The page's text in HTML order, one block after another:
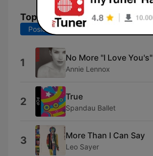
Top skladby
Posledních 7 dní
1 No More "I Love You's"
Annie Lennox
2 True
Spandau Ballet
3 More Than I Can Say
Leo Sayer